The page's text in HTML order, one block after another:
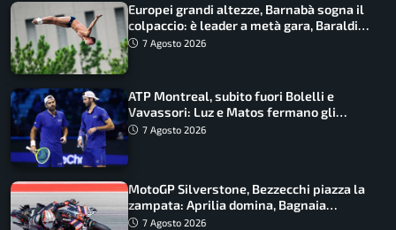
Europei grandi altezze, Barnabà sogna il
colpaccio: è leader a metà gara, Baraldi
ancora in corsa
7 Agosto 2026
ATP Montreal, subito fuori Bolelli e
Vavassori: Luz e Matos fermano gli
azzurri
7 Agosto 2026
MotoGP Silverstone, Bezzecchi piazza la
zampata: Aprilia domina, Bagnaia
costretto al Q1
7 Agosto 2026